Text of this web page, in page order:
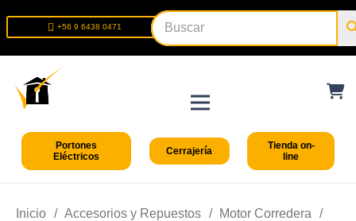
+56 9 6438 0471
Portones
Eléctricos
Cerrajería
Tienda on-
line
Inicio / Accesorios y Repuestos / Motor Corredera
/